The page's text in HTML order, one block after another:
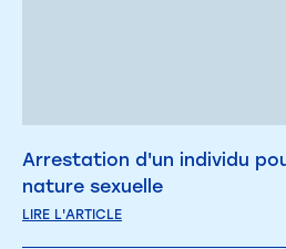
Arrestation d'un individu
nature sexuelle
LIRE L'ARTICLE